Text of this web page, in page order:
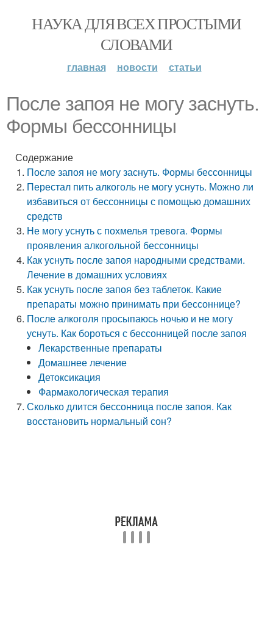
НАУКА ДЛЯ ВСЕХ ПРОСТЫМИ
СЛОВАМИ
главная новости статьи
После запоя не могу заснуть.
Формы бессонницы
Содержание
После запоя не могу заснуть. Формы бессонницы
Перестал пить алкоголь не могу уснуть. Можно ли
избавиться от бессонницы с помощью домашних
средств
Не могу уснуть с похмелья тревога. Формы
проявления алкогольной бессонницы
Как уснуть после запоя народными средствами.
Лечение в домашних условиях
Как уснуть после запоя без таблеток. Какие
препараты можно принимать при бессоннице?
После алкоголя просыпаюсь ночью и не могу
уснуть. Как бороться с бессонницей после запоя
Лекарственные препараты
Домашнее лечение
Детоксикация
Фармакологическая терапия
Сколько длится бессонница после запоя. Как
восстановить нормальный сон?